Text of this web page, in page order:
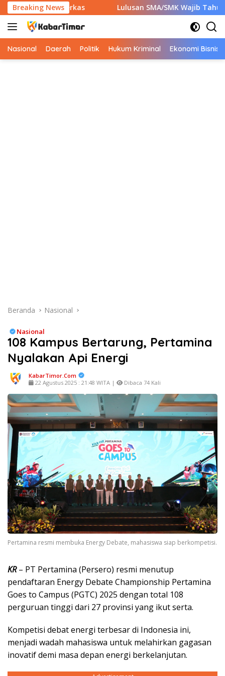
Langsung
ke
konten
Breaking News
7 Berkas Lulusan SMA/SMK Wajib Tahu! Ini 9
Nasional Daerah Politik Hukum Kriminal Ekonomi Bisnis
Beranda Nasional
Nasional
108 Kampus Bertarung, Pertamina
Nyalakan Api Energi
KabarTimor.com
22 Agustus 2025 : 21:48 WITA |
Dibaca 74 Kali
Pertamina resmi membuka Energy Debate, mahasiswa siap berkompetisi.
KR – PT Pertamina (Persero) resmi menutup
pendaftaran Energy Debate Championship Pertamina
Goes to Campus (PGTC) 2025 dengan total 108
perguruan tinggi dari 27 provinsi yang ikut serta.
Kompetisi debat energi terbesar di Indonesia ini,
menjadi wadah mahasiswa untuk melahirkan gagasan
inovatif demi masa depan energi berkelanjutan.